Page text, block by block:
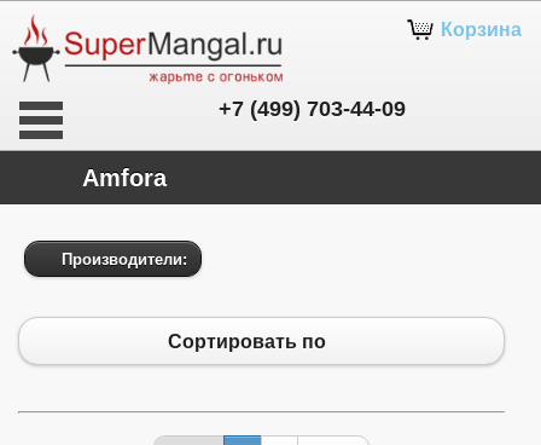
Корзина
+7 (499) 703-44-09
Amfora
Производители:
Сортировать по